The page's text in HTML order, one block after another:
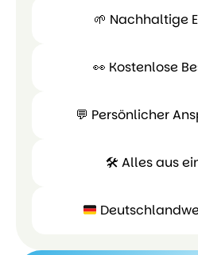
🌱 Nachhaltige
👀 Kostenlose
💬 Persönlicher
🛠 Alles aus